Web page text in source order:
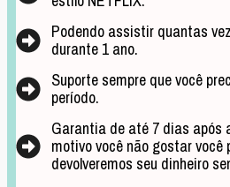
Podendo assistir quantas
durante 1 ano.
Suporte sempre que você
período.
Garantia de até 7 dias após
motivo você não gostar você
devolveremos seu dinheiro